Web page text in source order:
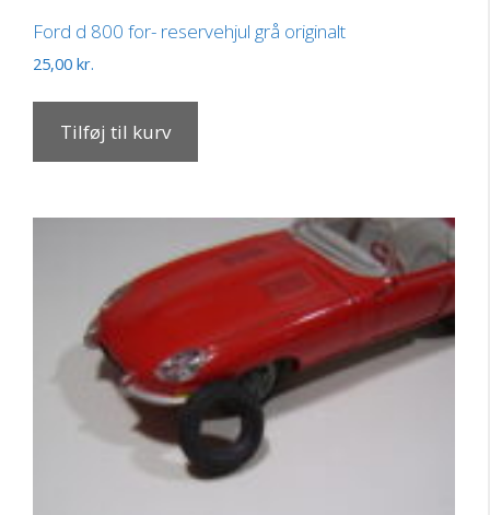
Ford d 800 for- reservehjul grå originalt
25,00 kr.
Tilføj til kurv